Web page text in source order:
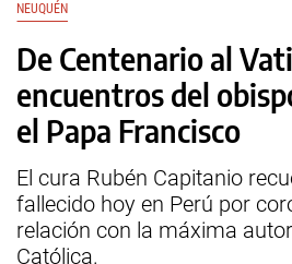
NEUQUÉN
De Centenario al
encuentros del
el Papa Francisco
El cura Rubén Capitanio
fallecido hoy en Perú por
relación con la máxima
Católica.